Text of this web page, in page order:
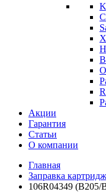
Акции
Гарантия
Статьи
О компании
Главная
Заправка
106R04349 (B205/